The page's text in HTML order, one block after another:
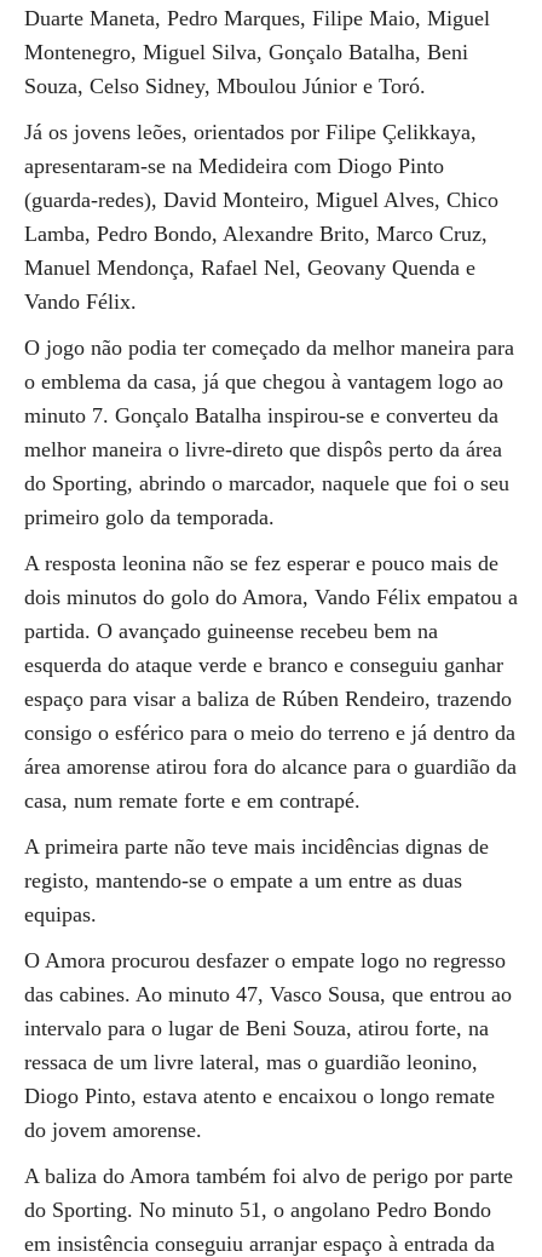
Duarte Maneta, Pedro Marques, Filipe Maio, Miguel
Montenegro, Miguel Silva, Gonçalo Batalha, Beni
Souza, Celso Sidney, Mboulou Júnior e Toró.
Já os jovens leões, orientados por Filipe Çelikkaya,
apresentaram-se na Medideira com Diogo Pinto
(guarda-redes), David Monteiro, Miguel Alves, Chico
Lamba, Pedro Bondo, Alexandre Brito, Marco Cruz,
Manuel Mendonça, Rafael Nel, Geovany Quenda e
Vando Félix.
O jogo não podia ter começado da melhor maneira para
o emblema da casa, já que chegou à vantagem logo ao
minuto 7. Gonçalo Batalha inspirou-se e converteu da
melhor maneira o livre-direto que dispôs perto da área
do Sporting, abrindo o marcador, naquele que foi o seu
primeiro golo da temporada.
A resposta leonina não se fez esperar e pouco mais de
dois minutos do golo do Amora, Vando Félix empatou a
partida. O avançado guineense recebeu bem na
esquerda do ataque verde e branco e conseguiu ganhar
espaço para visar a baliza de Rúben Rendeiro, trazendo
consigo o esférico para o meio do terreno e já dentro da
área amorense atirou fora do alcance para o guardião da
casa, num remate forte e em contrapé.
A primeira parte não teve mais incidências dignas de
registo, mantendo-se o empate a um entre as duas
equipas.
O Amora procurou desfazer o empate logo no regresso
das cabines. Ao minuto 47, Vasco Sousa, que entrou ao
intervalo para o lugar de Beni Souza, atirou forte, na
ressaca de um livre lateral, mas o guardião leonino,
Diogo Pinto, estava atento e encaixou o longo remate
do jovem amorense.
A baliza do Amora também foi alvo de perigo por parte
do Sporting. No minuto 51, o angolano Pedro Bondo
em insistência conseguiu arranjar espaço à entrada da